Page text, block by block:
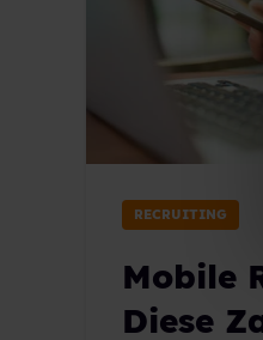
RECRUITING
Mobile
Diese